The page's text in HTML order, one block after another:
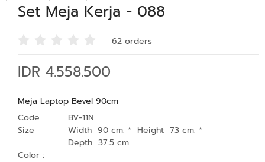
Set Meja Kerja - 088
62 orders
IDR 4.558.500
Meja Laptop Bevel 90cm
Code
BV-11N
Size
Width 90 cm. * Height 73 cm. *
Depth 37.5 cm.
Color :